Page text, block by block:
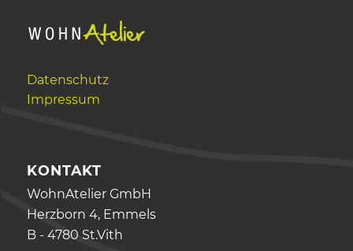
Datenschutz
Impressum
KONTAKT
WohnAtelier GmbH
Herzborn 4, Emmels
B - 4780 St.Vith